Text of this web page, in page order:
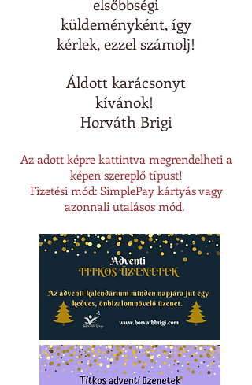
elsőbbségi
küldeményként, így
kérlek, ezzel számolj!
Áldott karácsonyt
kívánok!
Horváth Brigi
Az adott képre kattintva megrendelheti a
képen szereplő típust!
Fizetési mód: SimplePay kártyás vagy
azonnali utalásos mód.